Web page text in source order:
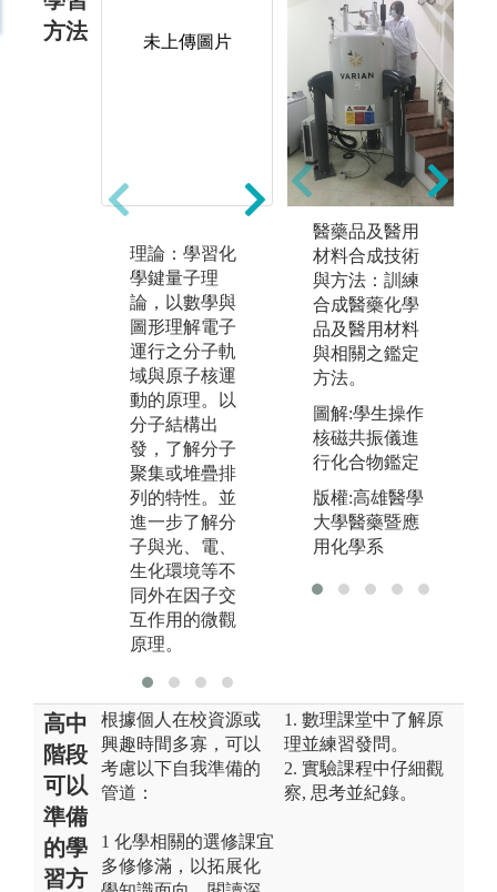
方法
未上傳圖片
理論：學習化
學鍵量子理
論，以數學與
圖形理解電子
運行之分子軌
域與原子核運
動的原理。以
分子結構出
發，了解分子
聚集或堆疊排
列的特性。並
進一步了解分
子與光、電、
生化環境等不
同外在因子交
互作用的微觀
原理。
未上傳圖片
實驗：藉由各
類化學反應的
學習與開發，
調整反應進行
的條件與純化
程序，來創造
新的分子結構
或新材料。
醫藥品及醫用
材料合成技術
與方法：訓練
合成醫藥化學
品及醫用材料
與相關之鑑定
方法。
圖解:學生操作
核磁共振儀進
行化合物鑑定
版權:高雄醫學
大學醫藥暨應
用化學系
高中
階段
可以
準備
的學
習方
根據個人在校資源或
興趣時間多寡，可以
考慮以下自我準備的
管道：
1 化學相關的選修課宜
多修修滿，以拓展化
1. 數理課堂中了解原
理並練習發問。
2. 實驗課程中仔細觀
察, 思考並紀錄。